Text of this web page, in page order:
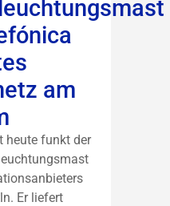
am
heute funkt der
Er liefert